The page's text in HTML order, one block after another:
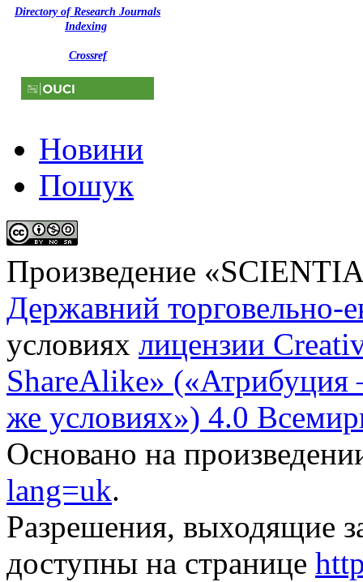
Directory of Research Journals
Indexing
Crossref
Новини
Пошук
Произведение «
Державний торговельно-
условиях лицензии
ShareAlike»
же условиях») 4.0
Основано на
lang=uk.
Разрешения, выходящие
доступны на странице